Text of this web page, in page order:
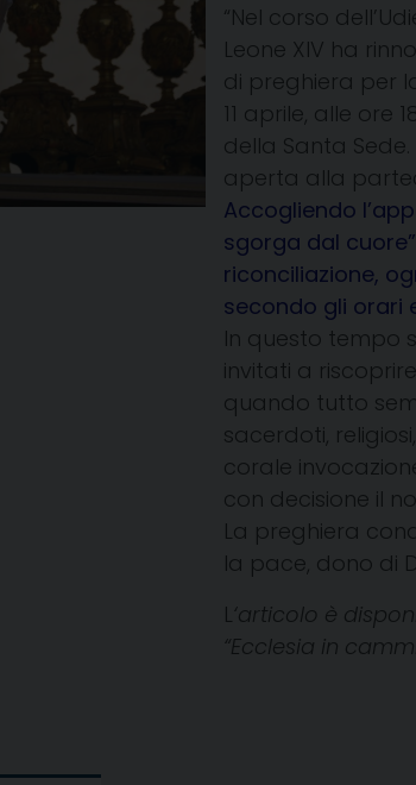
“Nel corso
Leone XIV ha
di preghiera per
11 aprile, alle ore
della Santa
aperta alla
Accogliendo
sgorga dal
riconciliazione,
secondo gli orari
In questo tempo
invitati a
quando tutto
sacerdoti,
corale
con decisione il
La preghiera
la pace, dono di
L‘articolo è
“Ecclesia in